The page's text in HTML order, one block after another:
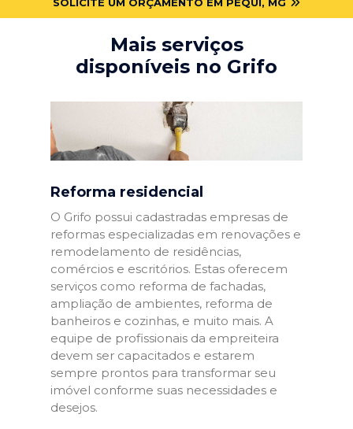
Mais serviços
disponíveis no Grifo
Reforma residencial
O Grifo possui cadastradas empresas de
reformas especializadas em renovações e
remodelamento de residências,
comércios e escritórios. Estas oferecem
serviços como reforma de fachadas,
ampliação de ambientes, reforma de
banheiros e cozinhas, e muito mais. A
equipe de profissionais da empreiteira
devem ser capacitados e estarem
sempre prontos para transformar seu
imóvel conforme suas necessidades e
desejos.